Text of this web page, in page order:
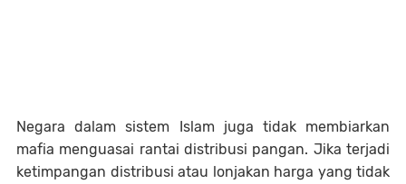
Negara dalam sistem Islam juga tidak membiarkan
mafia menguasai rantai distribusi pangan. Jika terjadi
ketimpangan distribusi atau lonjakan harga yang tidak